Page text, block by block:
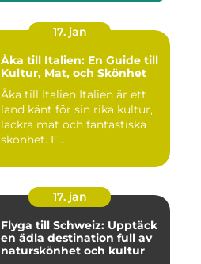
17. jan
Åka till Italien: En Guide till
Kultur, Mat, och Skönhet
Åka till Italien Italien är ett
land känt för sin rika kultur,
läckra mat och fantastiska
skönhet. F...
17. jan
Flyga till Schweiz: Upptäck
en ädla destination full av
naturskönhet och kultur